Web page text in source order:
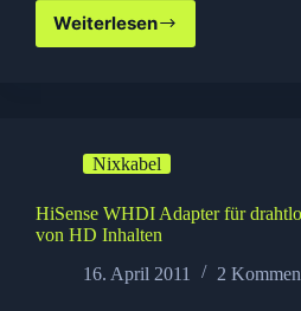
Weiterlesen
QTvan–
Nixkabel
HiSense WHDI Adapter für
von HD Inhalten
16. April 2011
2